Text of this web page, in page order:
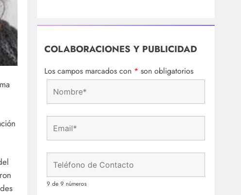
COLABORACIONES Y PUBLICIDAD
Los campos marcados con * son obligatorios
9 de 9 números